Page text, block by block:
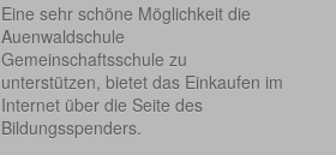
Eine sehr schöne Möglichkeit die
Auenwaldschule
Gemeinschaftsschule zu
unterstützen, bietet das Einkaufen im
Internet über die Seite des
Bildungsspenders.